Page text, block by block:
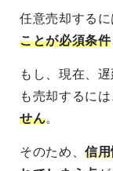
任意売却する
ことが必須条件
もし、現在、
も売却するに
せん。
そのため、信